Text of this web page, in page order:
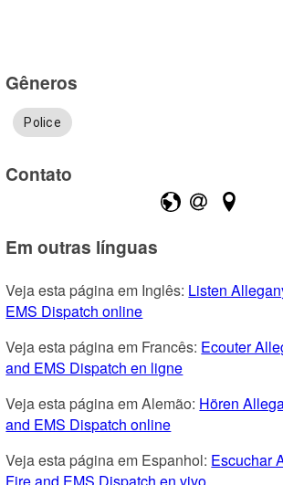
Gêneros
Police
Contato
Em outras línguas
Veja esta página em Inglês: Listen
EMS Dispatch online
Veja esta página em Francês: Ecouter
and EMS Dispatch en ligne
Veja esta página em Alemão: Hören
and EMS Dispatch online
Veja esta página em Espanhol: Escuchar
Fire and EMS Dispatch en vivo